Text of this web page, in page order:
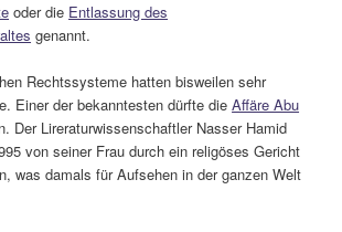
oder die Entlassung des
genannt.
Rechtssysteme hatten bisweilen sehr
Einer der bekanntesten dürfte dieAffäre Abu
Der Lireraturwissenschaftler Nasser Hamid
von seiner Frau durch ein religöses Gericht
was damals für Aufsehen in der ganzen Welt